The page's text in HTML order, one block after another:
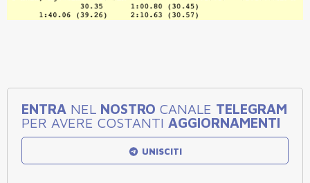
ENTRA NEL NOSTRO CANALE TELEGRAM
PER AVERE COSTANTI AGGIORNAMENTI
UNISCITI